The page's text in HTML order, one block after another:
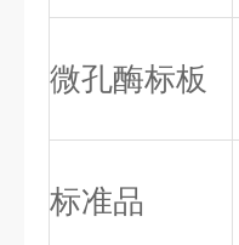
微孔酶标板
标准品